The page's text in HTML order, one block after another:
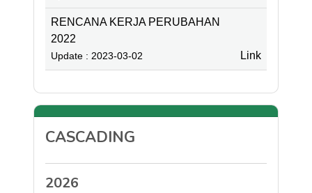
RENCANA KERJA PERUBAHAN
2022
Update : 2023-03-02 Link
CASCADING
2026